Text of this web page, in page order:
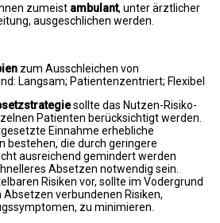
zumeist ambulant, unter ärztlicher
ausgeschlichen werden.
zum Ausschleichen von
Langsam; Patientenzentriert; Flexibel
sollte das Nutzen-Risiko-
Patienten berücksichtigt werden.
Einnahme erhebliche
bestehen, die durch geringere
ausreichend gemindert werden
Absetzen notwendig sein.
Risiken vor, sollte im Vodergrund
verbundenen Risiken,
zu minimieren.